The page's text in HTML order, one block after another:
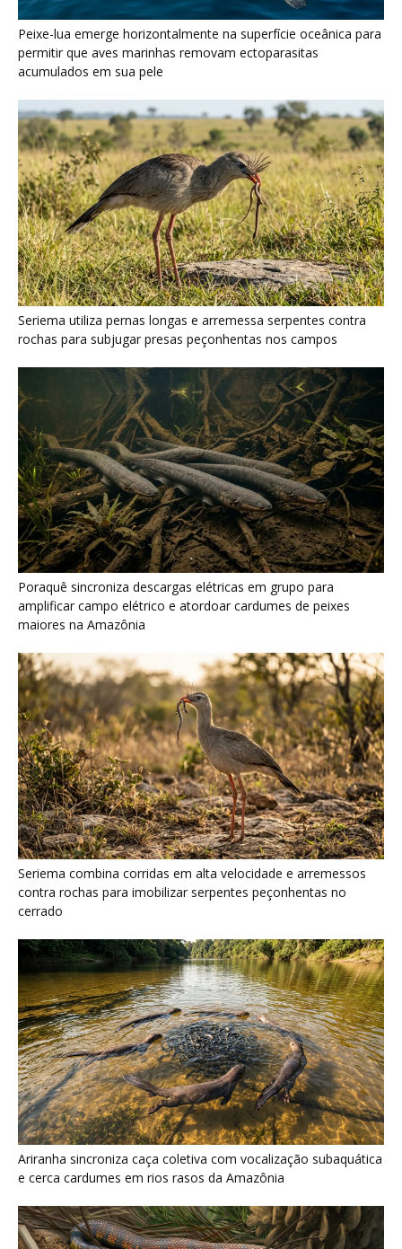
Peixe-lua emerge horizontalmente na superfície oceânica para
permitir que aves marinhas removam ectoparasitas
acumulados em sua pele
Seriema utiliza pernas longas e arremessa serpentes contra
rochas para subjugar presas peçonhentas nos campos
Poraquê sincroniza descargas elétricas em grupo para
amplificar campo elétrico e atordoar cardumes de peixes
maiores na Amazônia
Seriema combina corridas em alta velocidade e arremessos
contra rochas para imobilizar serpentes peçonhentas no
cerrado
Ariranha sincroniza caça coletiva com vocalização subaquática
e cerca cardumes em rios rasos da Amazônia